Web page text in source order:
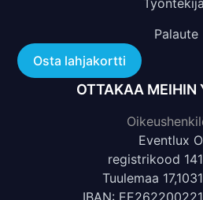
Palaute
OTTAKAA MEIHIN
Eventlux
registrikood
Tuulemaa
IBAN:
Osta lahjakortti